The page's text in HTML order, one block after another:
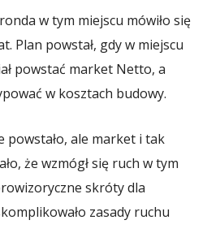
w tym miejscu mówiło się
Plan powstał, gdy w miejscu
powstać market Netto, a
w kosztach budowy.
powstało, ale market i tak
że wzmógł się ruch w tym
skróty dla
zasady ruchu